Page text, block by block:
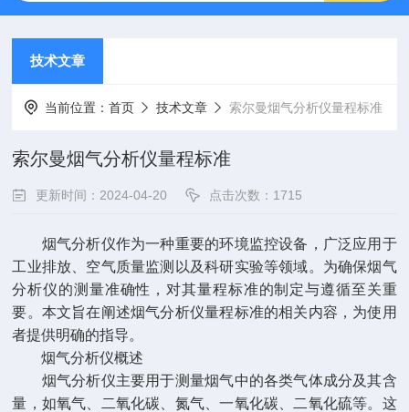
技术文章
当前位置：首页 技术文章 索尔曼烟气分析仪量程标准
索尔曼烟气分析仪量程标准
更新时间：2024-04-20 点击次数：1715
烟气分析仪作为一种重要的环境监控设备，广泛应用于
工业排放、空气质量监测以及科研实验等领域。为确保烟气
分析仪的测量准确性，对其量程标准的制定与遵循至关重
要。本文旨在阐述烟气分析仪量程标准的相关内容，为使用
者提供明确的指导。
烟气分析仪概述
烟气分析仪主要用于测量烟气中的各类气体成分及其含
量，如氧气、二氧化碳、氮气、一氧化碳、二氧化硫等。这